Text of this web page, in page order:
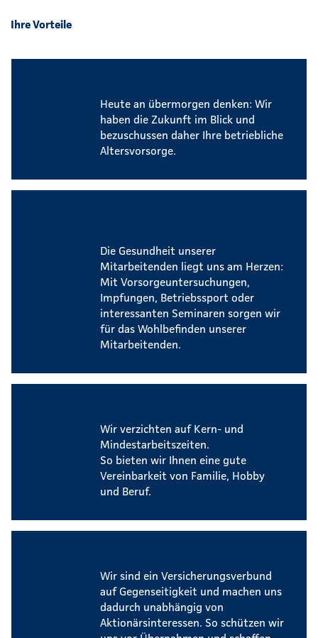
Ihre Vorteile
Heute an übermorgen denken: Wir
haben die Zukunft im Blick und
bezuschussen daher Ihre betriebliche
Altersvorsorge.
Die Gesundheit unserer
Mitarbeitenden liegt uns am Herzen:
Mit Vorsorgeuntersuchungen,
Impfungen, Betriebssport oder
interessanten Seminaren sorgen wir
für das Wohlbefinden unserer
Mitarbeitenden.
Wir verzichten auf Kern- und
Mindestarbeitszeiten.
So bieten wir Ihnen eine gute
Vereinbarkeit von Familie, Hobby
und Beruf.
Wir sind ein Versicherungsverbund
auf Gegenseitigkeit und machen uns
dadurch unabhängig von
Aktionärsinteressen. So schützen wir